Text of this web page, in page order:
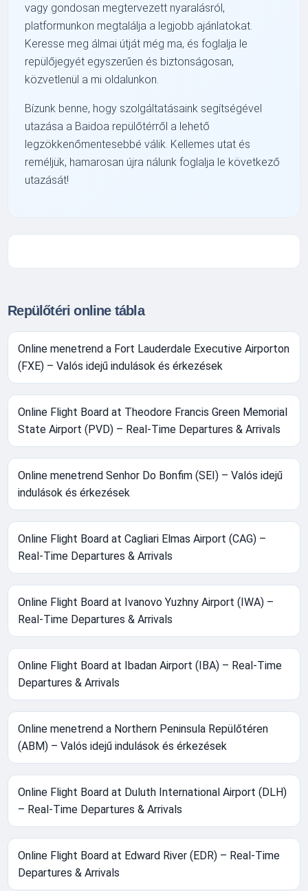
vagy gondosan megtervezett nyaralásról,
platformunkon megtalálja a legjobb ajánlatokat.
Keresse meg álmai útját még ma, és foglalja le
repülőjegyét egyszerűen és biztonságosan,
közvetlenül a mi oldalunkon.
Bízunk benne, hogy szolgáltatásaink segítségével
utazása a Baidoa repülőtérről a lehető
legzökkenőmentesebbé válik. Kellemes utat és
reméljük, hamarosan újra nálunk foglalja le következő
utazását!
Repülőtéri online tábla
Online menetrend a Fort Lauderdale Executive Airporton
(FXE) – Valós idejű indulások és érkezések
Online Flight Board at Theodore Francis Green Memorial
State Airport (PVD) – Real-Time Departures & Arrivals
Online menetrend Senhor Do Bonfim (SEI) – Valós idejű
indulások és érkezések
Online Flight Board at Cagliari Elmas Airport (CAG) –
Real-Time Departures & Arrivals
Online Flight Board at Ivanovo Yuzhny Airport (IWA) –
Real-Time Departures & Arrivals
Online Flight Board at Ibadan Airport (IBA) – Real-Time
Departures & Arrivals
Online menetrend a Northern Peninsula Repülőtéren
(ABM) – Valós idejű indulások és érkezések
Online Flight Board at Duluth International Airport (DLH)
– Real-Time Departures & Arrivals
Online Flight Board at Edward River (EDR) – Real-Time
Departures & Arrivals